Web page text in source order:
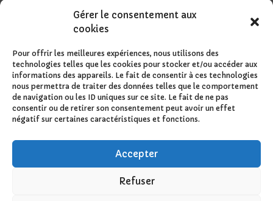
Gérer le consentement aux
cookies
Pour offrir les meilleures expériences, nous utilisons des
technologies telles que les cookies pour stocker et/ou accéder aux
informations des appareils. Le fait de consentir à ces technologies
nous permettra de traiter des données telles que le comportement
de navigation ou les ID uniques sur ce site. Le fait de ne pas
consentir ou de retirer son consentement peut avoir un effet
négatif sur certaines caractéristiques et fonctions.
Accepter
Refuser